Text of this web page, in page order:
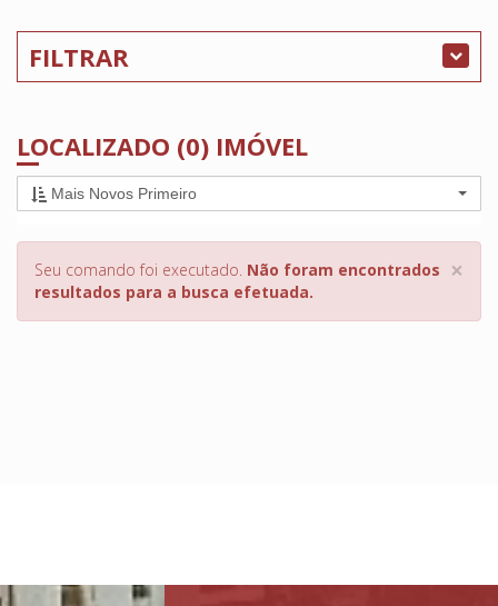
FILTRAR
LOCALIZADO (0) IMÓVEL
Mais Novos Primeiro
×
Seu comando foi executado. Não foram encontrados
resultados para a busca efetuada.